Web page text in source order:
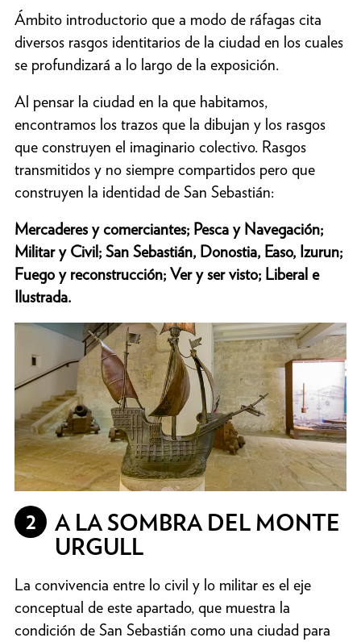
Ámbito introductorio que a modo de ráfagas cita
diversos rasgos identitarios de la ciudad en los cuales
se profundizará a lo largo de la exposición.
Al pensar la ciudad en la que habitamos,
encontramos los trazos que la dibujan y los rasgos
que construyen el imaginario colectivo. Rasgos
transmitidos y no siempre compartidos pero que
construyen la identidad de San Sebastián:
Mercaderes y comerciantes; Pesca y Navegación;
Militar y Civil; San Sebastián, Donostia, Easo, Izurun;
Fuego y reconstrucción; Ver y ser visto; Liberal e
Ilustrada.
2
A LA SOMBRA DEL MONTE
URGULL
La convivencia entre lo civil y lo militar es el eje
conceptual de este apartado, que muestra la
condición de San Sebastián como una ciudad para